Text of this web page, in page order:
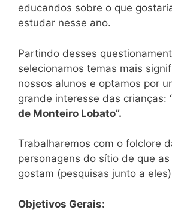
educandos sobre o que
estudar nesse ano.
Partindo desses
selecionamos temas mais
nossos alunos e optamos por
grande interesse das crianças:
de Monteiro Lobato”.
Trabalharemos com o folclore
personagens do sítio de que
gostam (pesquisas junto a
Objetivos Gerais: